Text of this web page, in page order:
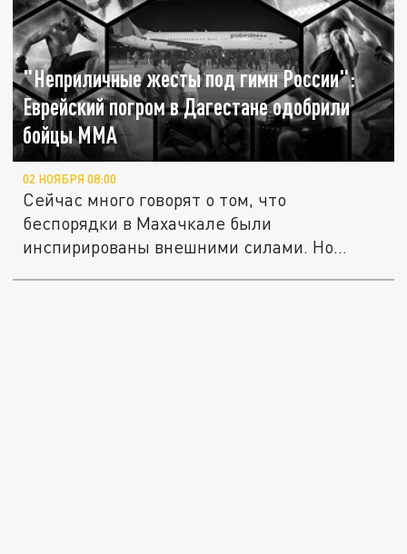
"Неприличные жесты под гимн России":
Еврейский погром в Дагестане одобрили
бойцы ММА
02 НОЯБРЯ 08:00
Сейчас много говорят о том, что
беспорядки в Махачкале были
инспирированы внешними силами. Но